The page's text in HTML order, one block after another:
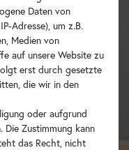
Daten von
Adresse), um z.B.
Medien von
auf unsere Website zu
erst durch gesetzte
die wir in den
oder aufgrund
Zustimmung kann
das Recht, nicht